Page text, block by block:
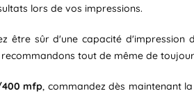
lors de vos impressions.
être sûr d'une capacité d'impression
tout de même de
mfp, commandez dès maintenant